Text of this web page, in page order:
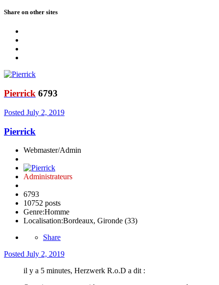
Share on other sites
Pierrick 6793
Posted July 2, 2019
Pierrick
Webmaster/Admin
Administrateurs
6793
10752 posts
Genre:Homme
Localisation:Bordeaux, Gironde (33)
Share
Posted July 2, 2019
il y a 5 minutes, Herzwerk R.o.D a dit :